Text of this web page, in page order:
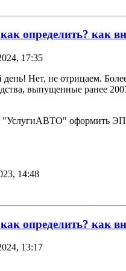
определить? как
17:35
Нет, не отрицаем.
выпущенные ранее
"УслугиАВТО" оформить
14:48
определить? как
13:17